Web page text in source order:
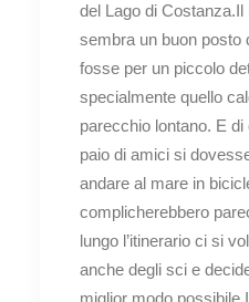
del Lago di
sembra un buon posto
fosse per un piccolo
specialmente quello
parecchio lontano. E
paio di amici si
andare al mare in
complicherebbero
lungo l’itinerario ci si
anche degli sci e